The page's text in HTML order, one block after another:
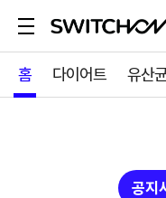
홈 다이어트 유산
공지